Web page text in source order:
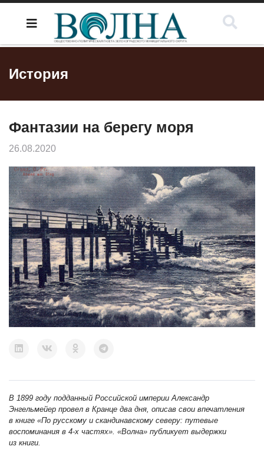
История
Фантазии на берегу моря
26.08.2020
В 1899 году подданный Российской империи Александр
Энгельмейер провел в Кранце два дня, описав свои впечатления
в книге «По русскому и скандинавскому северу: путевые
воспоминания в 4-х частях». «Волна» публикует выдержки
из книги.